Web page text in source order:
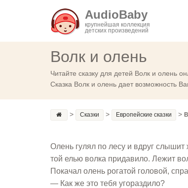
AudioBaby
крупнейшая коллекция
детских произведений
Волк и олень
Читайте сказку для детей Волк и олень
Сказка Волк и олень дает возможность
> Сказки > Европейские сказки >
Олень гулял по лесу и вдруг
той елью волка придавило. Лежит
Покачал олень рогатой головой,
— Как же это тебя угораздило?